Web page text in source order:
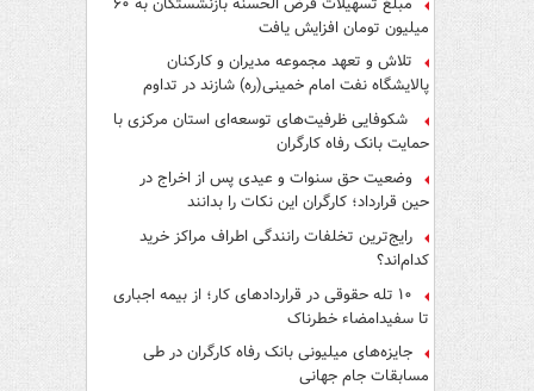
میلیون تومان افزایش یافت
تلاش و تعهد مجموعه مدیران و کارکنان
پالایشگاه نفت امام خمینی(ره) شازند در تداوم
تولید در ایام جنگ رمضان، شایسته قدردانی است
شکوفایی ظرفیت‌های توسعه‌ای استان مرکزی با
حمایت بانک رفاه کارگران
وضعیت حق سنوات و عیدی پس از اخراج در
حین قرارداد؛ کارگران این نکات را بدانند
رایج‌ترین تخلفات رانندگی اطراف مراکز خرید
کدام‌اند؟
۱۰ تله حقوقی در قراردادهای کار؛ از بیمه اجباری
تا سفیدامضاء خطرناک
جایزه‌های میلیونی بانک رفاه کارگران در طی
مسابقات جام جهانی